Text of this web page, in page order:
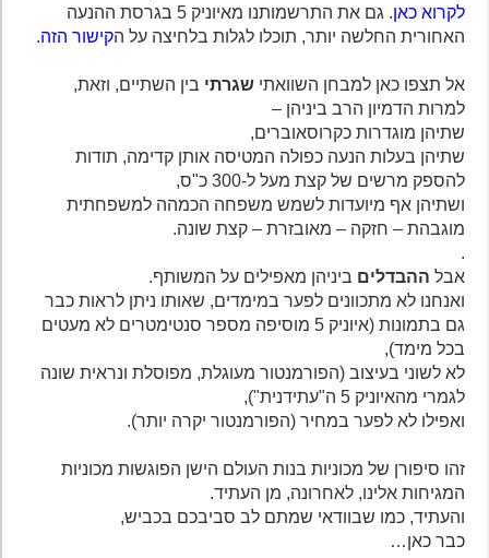
לקרוא כאן
. גם את התרשמותנו מאיוניק 5 בגרסת ההנעה
האחורית החלשה יותר, תוכלו לגלות בלחיצה על הקישור הזה.
אל תצפו כאן למבחן השוואתישגרתיבין השתיים, וזאת,
למרות הדמיון הרב ביניהן –
שתיהן מוגדרות כקרוסאוברים,
שתיהן בעלות הנעה כפולה המטיסה אותן קדימה, תודות
להספק מרשים של קצת מעל ל-300 כ"ס,
ושתיהן אף מיועדות לשמש משפחה הכמהה למשפחתית
מוגבהת – חזקה – מאובזרת – קצת שונה.
אבלההבדליםביניהן מאפילים על המשותף.
ואנחנו לא מתכוונים לפער במימדים, שאותו ניתן לראות כבר
גם בתמונות (איוניק 5 מוסיפה מספר סנטימטרים לא מעטים
בכל מימד),
לא לשוני בעיצוב (הפורמנטור מעוגלת, מפוסלת ונראית שונה
לגמרי מהאיוניק 5 ה"עתידנית"),
ואפילו לא לפער במחיר (הפורמנטור יקרה יותר).
זהו סיפורן של מכוניות בנות העולם הישן הפוגשות מכוניות
המגיחות אלינו, לאחרונה, מן העתיד.
והעתיד, כמו שבוודאי שמתם לב סביבכם בכביש,
כבר כאן…